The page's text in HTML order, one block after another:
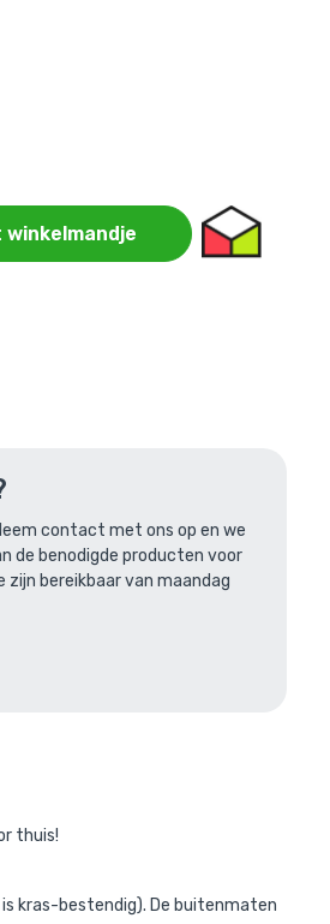
winkelmandje
contact met ons op en we
de benodigde producten voor
zijn bereikbaar van maandag
thuis!
kras-bestendig). De buitenmaten